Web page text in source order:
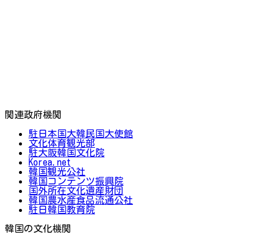
関連政府機関
駐日本国大韓民国大使館
文化体育観光部
駐大阪韓国文化院
Korea.net
韓国観光公社
韓国コンテンツ振興院
国外所在文化遺産財団
韓国農水産食品流通公社
駐日韓国教育院
韓国の文化機関